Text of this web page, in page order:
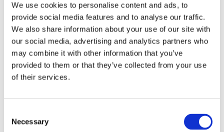
We use cookies to personalise content and ads, to
provide social media features and to analyse our traffic.
We also share information about your use of our site with
our social media, advertising and analytics partners who
may combine it with other information that you’ve
provided to them or that they’ve collected from your use
of their services.
Selection
Necessary
Obbligazioni solidali passive:
rapporti tra surrogazione legale e
La sentenza n. 16835 del 29 maggio 2026 della